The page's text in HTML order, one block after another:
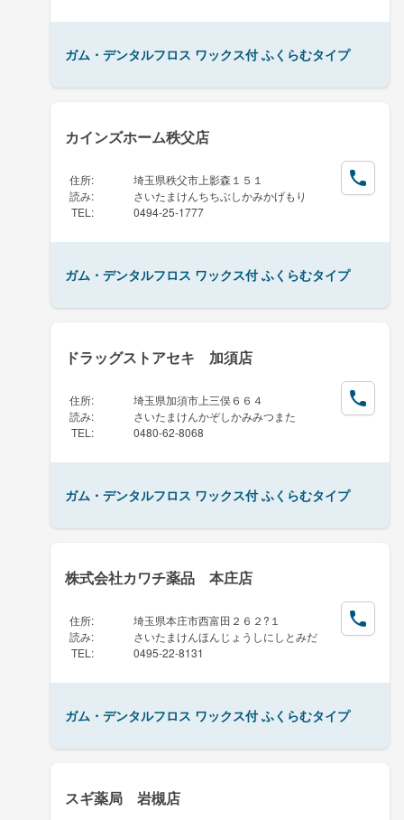
ガム・デンタルフロス ワックス付 ふくらむタイプ
カインズホーム秩父店
住所:
埼玉県秩父市上影森１５１
読み:
さいたまけんちちぶしかみかげもり
TEL : 0494-25-1777
ガム・デンタルフロス ワックス付 ふくらむタイプ
ドラッグストアセキ 加須店
住所:
埼玉県加須市上三俣６６４
読み:
さいたまけんかぞしかみみつまた
TEL : 0480-62-8068
ガム・デンタルフロス ワックス付 ふくらむタイプ
株式会社カワチ薬品 本庄店
住所:
埼玉県本庄市西富田２６２?１
読み:
さいたまけんほんじょうしにしとみだ
TEL : 0495-22-8131
ガム・デンタルフロス ワックス付 ふくらむタイプ
スギ薬局 岩槻店